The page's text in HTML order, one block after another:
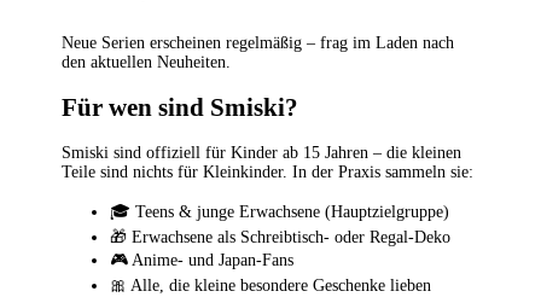
Neue Serien erscheinen regelmäßig – frag im Laden nach
den aktuellen Neuheiten.
Für wen sind Smiski?
Smiski sind offiziell für Kinder ab 15 Jahren – die kleinen
Teile sind nichts für Kleinkinder. In der Praxis sammeln sie:
🎓 Teens & junge Erwachsene (Hauptzielgruppe)
🎁 Erwachsene als Schreibtisch- oder Regal-Deko
🎮 Anime- und Japan-Fans
🎀 Alle, die kleine besondere Geschenke lieben